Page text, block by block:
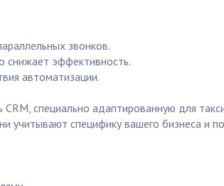
звонков.
снижает эффективность.
автоматизации.
специально адаптированную для
учитывают специфику вашего бизнеса и